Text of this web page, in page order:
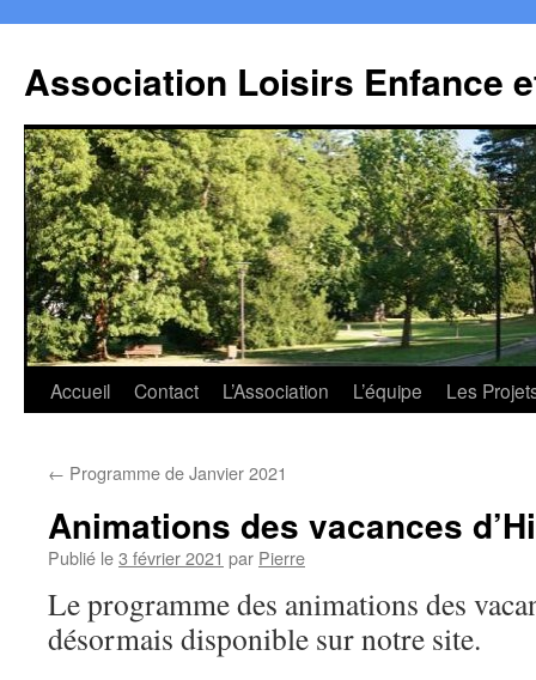
Association Loisirs Enfance
Aller
contenu
Accueil Contact L’Association L’équipe Les
← Programme de Janvier 2021
Animations des vacances
Publié le3 février 2021 par Pierre
Le programme des animations des
désormais disponible sur notre site.